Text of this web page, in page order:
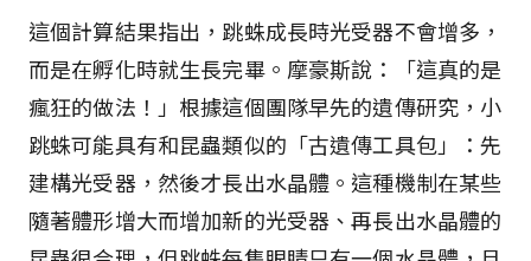
這個計算結果指出，跳蛛成長時光受器不會增多，
而是在孵化時就生長完畢。摩豪斯說：「這真的是
瘋狂的做法！」根據這個團隊早先的遺傳研究，小
跳蛛可能具有和昆蟲類似的「古遺傳工具包」：先
建構光受器，然後才長出水晶體。這種機制在某些
隨著體形增大而增加新的光受器、再長出水晶體的